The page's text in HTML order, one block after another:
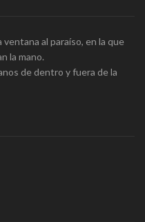
al paraíso, en la que
la mano.
de dentro y fuera de la